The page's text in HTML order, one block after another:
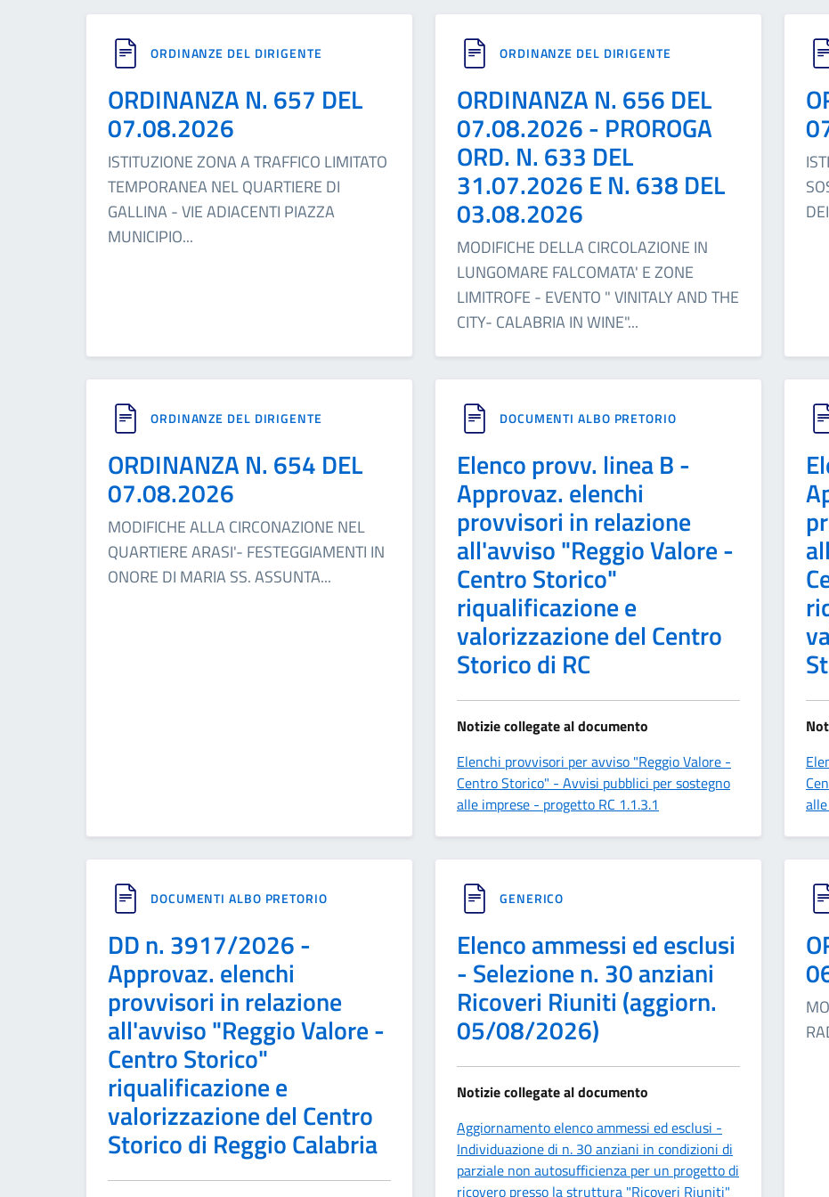
ORDINANZE DEL DIRIGENTE
ORDINANZA N. 657 DEL
07.08.2026
ISTITUZIONE ZONA A TRAFFICO LIMITATO
TEMPORANEA NEL QUARTIERE DI
GALLINA - VIE ADIACENTI PIAZZA
MUNICIPIO...
ORDINANZE DEL DIRIGENTE
ORDINANZA N. 656 DEL
07.08.2026 - PROROGA
ORD. N. 633 DEL
31.07.2026 E N. 638 DEL
03.08.2026
MODIFICHE DELLA CIRCOLAZIONE IN
LUNGOMARE FALCOMATA' E ZONE
LIMITROFE - EVENTO " VINITALY AND THE
CITY- CALABRIA IN WINE"...
ORDINANZE DEL DIRIGENTE
ORDINANZA N. 654 DEL
07.08.2026
MODIFICHE ALLA CIRCONAZIONE NEL
QUARTIERE ARASI'- FESTEGGIAMENTI IN
ONORE DI MARIA SS. ASSUNTA...
DOCUMENTI ALBO PRETORIO
Elenco provv. linea B -
Approvaz. elenchi
provvisori in relazione
all'avviso "Reggio Valore -
Centro Storico"
riqualificazione e
valorizzazione del Centro
Storico di RC
Notizie collegate al documento
Elenchi provvisori per avviso "Reggio Valore -
Centro Storico" - Avvisi pubblici per sostegno
alle imprese - progetto RC 1.1.3.1
DOCUMENTI ALBO PRETORIO
DD n. 3917/2026 -
Approvaz. elenchi
provvisori in relazione
all'avviso "Reggio Valore -
Centro Storico"
riqualificazione e
valorizzazione del Centro
Storico di Reggio Calabria
GENERICO
Elenco ammessi ed esclusi
- Selezione n. 30 anziani
Ricoveri Riuniti (aggiorn.
05/08/2026)
Notizie collegate al documento
Aggiornamento elenco ammessi ed esclusi -
Individuazione di n. 30 anziani in condizioni di
parziale non autosufficienza per un progetto di
ricovero presso la struttura "Ricoveri Riuniti"